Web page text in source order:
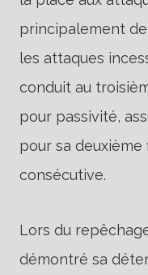
principalement
les attaques
conduit au
pour passivité,
pour sa
consécutive.
Lors du
démontré sa